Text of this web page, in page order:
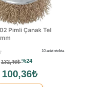
Pimli Çanak Tel
10 adet stokta
132,46₺%24
100,36₺